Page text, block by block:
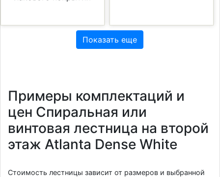
Показать еще
Примеры комплектаций и
цен Спиральная или
винтовая лестница на второй
этаж Atlanta Dense White
Стоимость лестницы зависит от размеров и выбранной